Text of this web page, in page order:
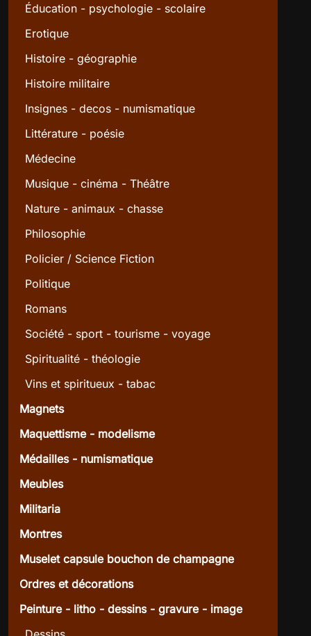
Éducation - psychologie - scolaire
Erotique
Histoire - géographie
Histoire militaire
Insignes - decos - numismatique
Littérature - poésie
Médecine
Musique - cinéma - Théâtre
Nature - animaux - chasse
Philosophie
Policier / Science Fiction
Politique
Romans
Société - sport - tourisme - voyage
Spiritualité - théologie
Vins et spiritueux - tabac
Magnets
Maquettisme - modelisme
Médailles - numismatique
Meubles
Militaria
Montres
Muselet capsule bouchon de champagne
Ordres et décorations
Peinture - litho - dessins - gravure - image